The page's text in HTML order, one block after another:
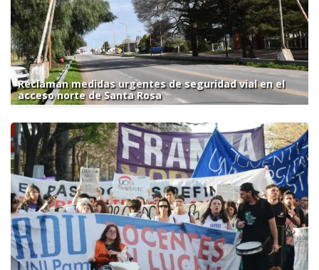
Reclaman medidas urgentes de seguridad vial en el
acceso norte de Santa Rosa